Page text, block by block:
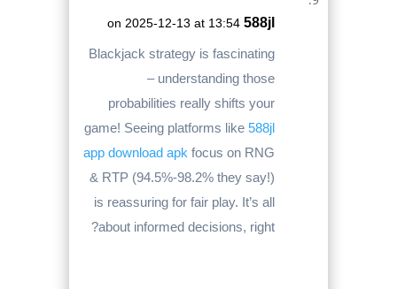
588jl
on 2025-12-13 at 13:54
Blackjack strategy is fascinating
– understanding those
probabilities really shifts your
game! Seeing platforms like 588jl
app download apk focus on RNG
& RTP (94.5%-98.2% they say!)
is reassuring for fair play. It’s all
about informed decisions, right?